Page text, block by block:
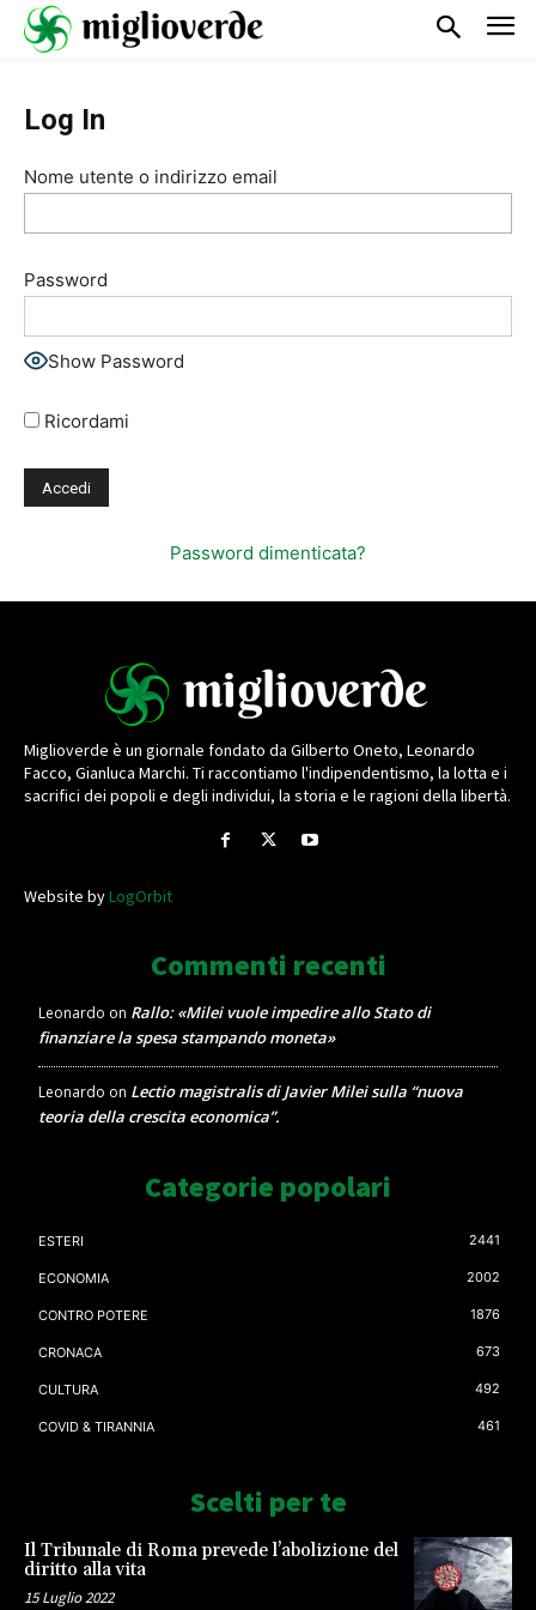
Log In
Nome utente o indirizzo email
Password
Show Password
Ricordami
Password dimenticata?
Miglioverde è un giornale fondato da Gilberto Oneto, Leonardo
Facco, Gianluca Marchi. Ti raccontiamo l'indipendentismo, la lotta e i
sacrifici dei popoli e degli individui, la storia e le ragioni della libertà.
Website byLogOrbit
Commenti recenti
Leonardo on Rallo: «Milei vuole impedire allo Stato di
finanziare la spesa stampando moneta»
Leonardo on Lectio magistralis di Javier Milei sulla “nuova
teoria della crescita economica”.
Categorie popolari
ESTERI 2441
ECONOMIA 2002
CONTRO POTERE 1876
CRONACA 673
CULTURA 492
COVID & TIRANNIA 461
Scelti per te
Il Tribunale di Roma prevede l’abolizione del
diritto alla vita
15 Luglio 2022